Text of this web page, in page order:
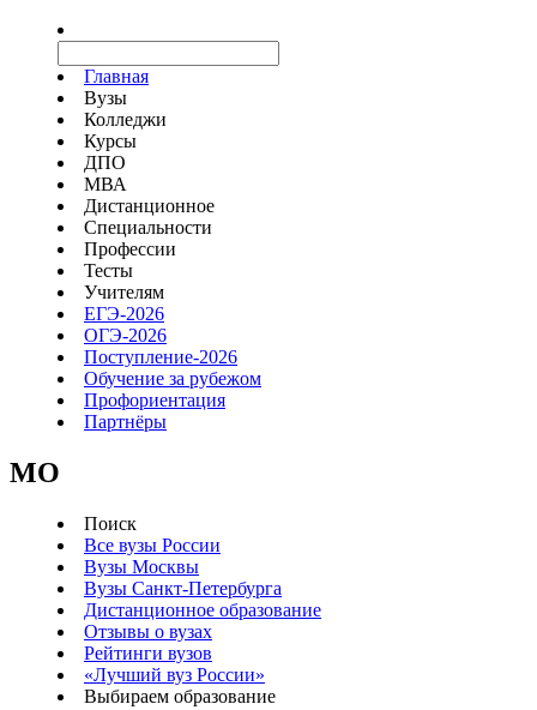
Главная
Вузы
Колледжи
Курсы
ДПО
МВА
Дистанционное
Специальности
Профессии
Тесты
Учителям
ЕГЭ-2026
ОГЭ-2026
Поступление-2026
Обучение за рубежом
Профориентация
Партнёры
MO
Поиск
Все вузы России
Вузы Москвы
Вузы Санкт-Петербурга
Дистанционное образование
Отзывы о вузах
Рейтинги вузов
«Лучший вуз России»
Выбираем образование